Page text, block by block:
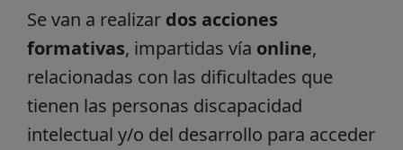
Se van a realizar dos acciones
formativas, impartidas vía online,
relacionadas con las dificultades que
tienen las personas discapacidad
intelectual y/o del desarrollo para acceder